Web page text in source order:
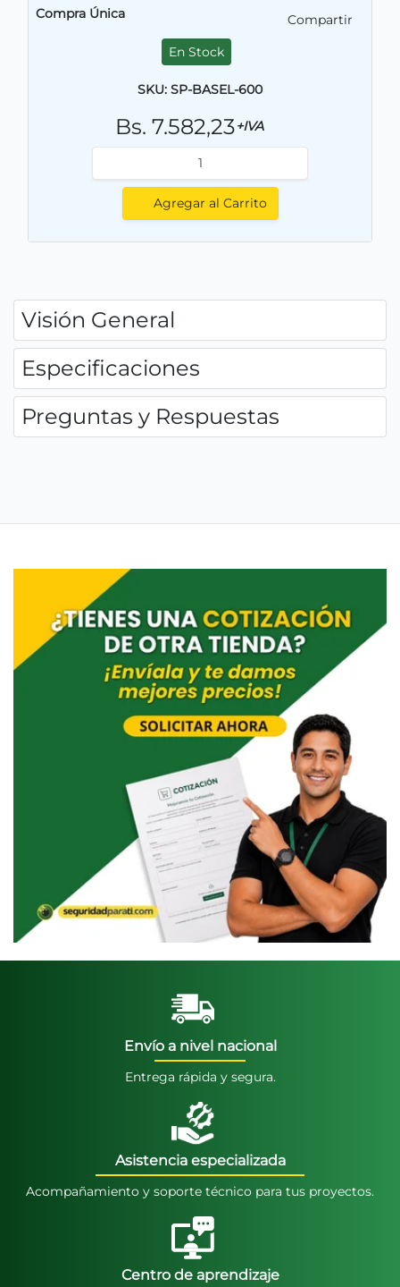
Compra Única
Compartir
En Stock
SKU: SP-BASEL-600
Bs. 7.582,23+IVA
Agregar al Carrito
Visión General
Especificaciones
Preguntas y Respuestas
Envío a nivel nacional
Entrega rápida y segura.
Asistencia especializada
Acompañamiento y soporte técnico para tus proyectos.
Centro de aprendizaje